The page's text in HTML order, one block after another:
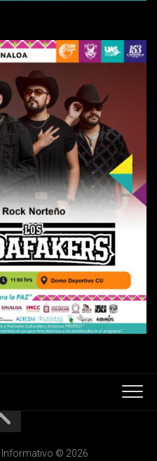
Informativo © 2026